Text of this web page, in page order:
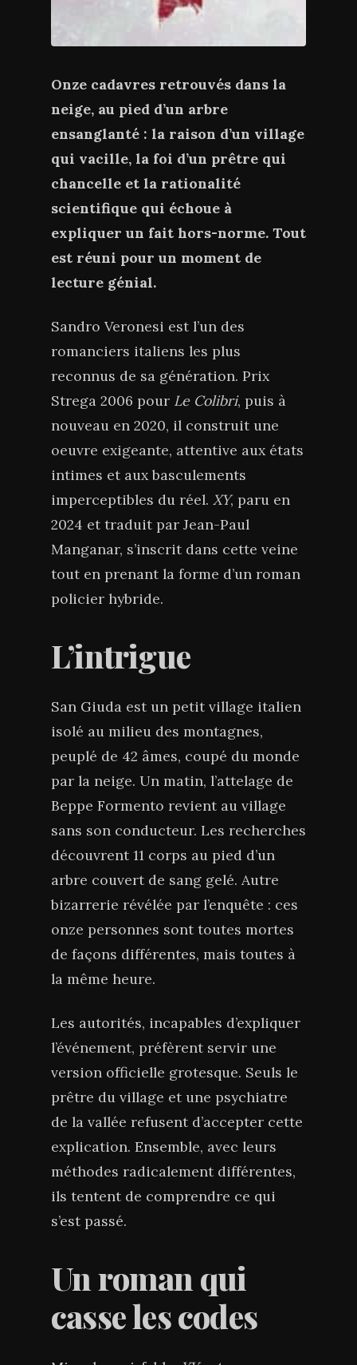
Onze cadavres retrouvés dans la
neige, au pied d’un arbre
ensanglanté : la raison d’un village
qui vacille, la foi d’un prêtre qui
chancelle et la rationalité
scientifique qui échoue à
expliquer un fait hors-norme. Tout
est réuni pour un moment de
lecture génial.
Sandro Veronesi est l’un des
romanciers italiens les plus
reconnus de sa génération. Prix
Strega 2006 pour Le Colibri, puis à
nouveau en 2020, il construit une
oeuvre exigeante, attentive aux états
intimes et aux basculements
imperceptibles du réel. XY, paru en
2024 et traduit par Jean-Paul
Manganar, s’inscrit dans cette veine
tout en prenant la forme d’un roman
policier hybride.
L’intrigue
San Giuda est un petit village italien
isolé au milieu des montagnes,
peuplé de 42 âmes, coupé du monde
par la neige. Un matin, l’attelage de
Beppe Formento revient au village
sans son conducteur. Les recherches
découvrent 11 corps au pied d’un
arbre couvert de sang gelé. Autre
bizarrerie révélée par l’enquête : ces
onze personnes sont toutes mortes
de façons différentes, mais toutes à
la même heure.
Les autorités, incapables d’expliquer
l’événement, préfèrent servir une
version officielle grotesque. Seuls le
prêtre du village et une psychiatre
de la vallée refusent d’accepter cette
explication. Ensemble, avec leurs
méthodes radicalement différentes,
ils tentent de comprendre ce qui
s’est passé.
Un roman qui
casse les codes